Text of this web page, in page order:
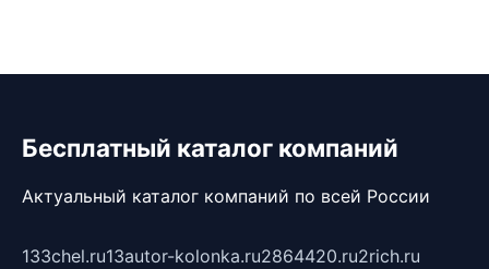
Бесплатный каталог компаний
Актуальный каталог компаний по всей России
133chel.ru13autor-kolonka.ru2864420.ru2rich.ru